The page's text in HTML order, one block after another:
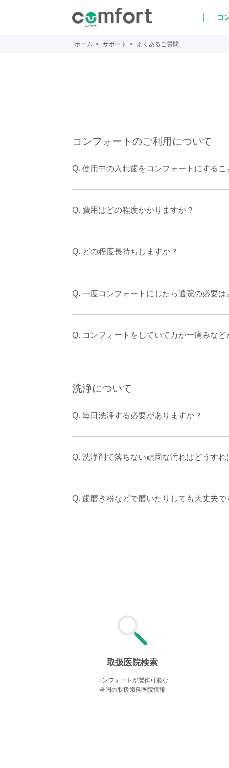
コ
ホーム サポート よくあるご質問
コンフォートのご利用について
Q. 使用中の入れ歯をコンフォートにするこ
Q. 費用はどの程度かかりますか？
Q. どの程度長持ちしますか？
Q. 一度コンフォートにしたら通院の必要は
Q. コンフォートをしていて万が一痛みな
洗浄について
Q. 毎日洗浄する必要がありますか？
Q. 洗浄剤で落ちない頑固な汚れはどうすれ
Q. 歯磨き粉などで磨いたりしても大丈夫で
取扱医院検索
コンフォートが製作可能な
全国の取扱歯科医院情報